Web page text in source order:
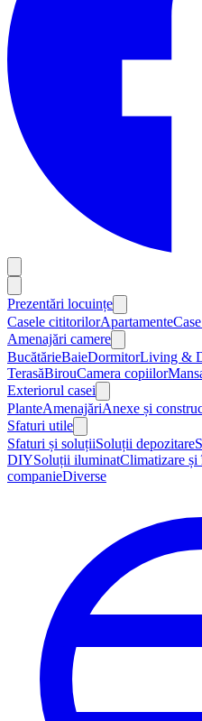
Prezentări locuințe
Casele cititorilorApartamente
Amenajări camere
BucătărieBaieDormitorLiving &
TerasăBirouCamera copiilor
Exteriorul casei
PlanteAmenajăriAnexe și
Sfaturi utile
Sfaturi și soluțiiSoluții depozitare
DIYSoluții iluminatClimatizare și
companieDiverse